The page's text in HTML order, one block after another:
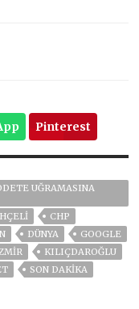
Pinterest
UĞRAMASINA
CHP
DÜNYA
GOOGLE
KILIÇDAROĞLU
SON DAKIKA